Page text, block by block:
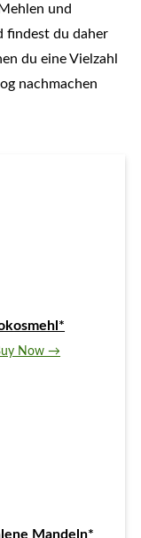
und
findest du daher
du eine Vielzahl
nachmachen
Now →
Mandeln*